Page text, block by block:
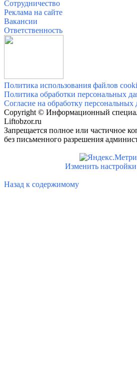
Сотрудничество
Реклама на сайте
Вакансии
Ответственность
Политика использования файлов
Политика обработки персональных
Согласие на обработку
Copyright © Информационный
Liftobzor.ru
Запрещается полное или частичное
без письменного разрешения
Изменить
Назад к содержимому